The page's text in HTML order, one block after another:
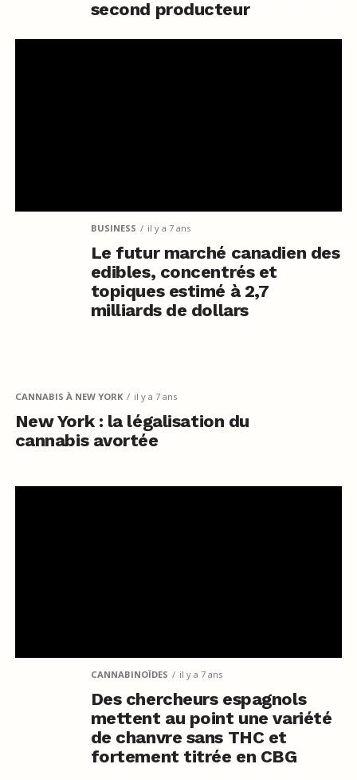
second producteur
BUSINESS il y a 7 ans
Le futur marché canadien des
edibles, concentrés et
topiques estimé à 2,7
milliards de dollars
CANNABIS À NEW YORK il y a 7 ans
New York : la légalisation du
cannabis avortée
CANNABINOÏDES il y a 7 ans
Des chercheurs espagnols
mettent au point une variété
de chanvre sans THC et
fortement titrée en CBG